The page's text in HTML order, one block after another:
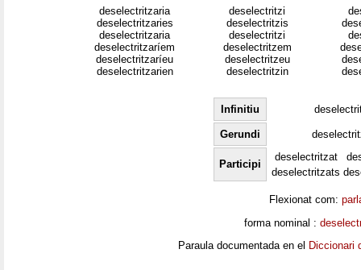
deselectritzaria
deselectritzaries
deselectritzaria
deselectritzaríem
deselectritzaríeu
deselectritzarien
deselectritzi
deselectritzis
deselectritzi
deselectritzem
deselectritzeu
deselectritzin
Infinitiu
Gerundi
Participi
deselectritzat
deselectritzats
Flexionat com:
forma nominal :
Paraula documentada en el Diccionari